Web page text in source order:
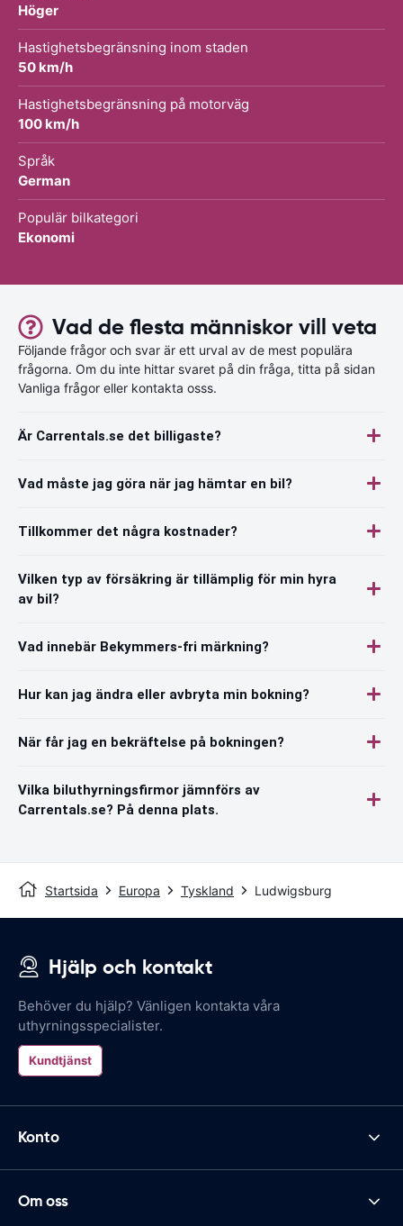
Höger
Hastighetsbegränsning inom staden
50 km/h
Hastighetsbegränsning på motorväg
100 km/h
Språk
German
Populär bilkategori
Ekonomi
Vad de flesta människor vill veta
Följande frågor och svar är ett urval av de mest populära
frågorna. Om du inte hittar svaret på din fråga, titta på sidan
Vanliga frågor eller kontakta osss.
Är Carrentals.se det billigaste?
Vad måste jag göra när jag hämtar en bil?
Tillkommer det några kostnader?
Vilken typ av försäkring är tillämplig för min hyra
av bil?
Vad innebär Bekymmers-fri märkning?
Hur kan jag ändra eller avbryta min bokning?
När får jag en bekräftelse på bokningen?
Vilka biluthyrningsfirmor jämnförs av
Carrentals.se? På denna plats.
Startsida Europa Tyskland Ludwigsburg
Hjälp och kontakt
Behöver du hjälp? Vänligen kontakta våra
uthyrningsspecialister.
Kundtjänst
Konto
Om oss